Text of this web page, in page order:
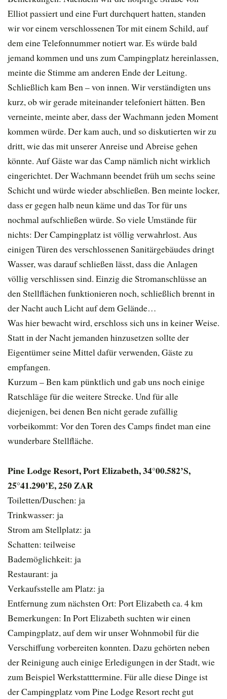
Elliot passiert und eine Furt durchquert hatten, standen
wir vor einem verschlossenen Tor mit einem Schild, auf
dem eine Telefonnummer notiert war. Es würde bald
jemand kommen und uns zum Campingplatz hereinlassen,
meinte die Stimme am anderen Ende der Leitung.
Schließlich kam Ben – von innen. Wir verständigten uns
kurz, ob wir gerade miteinander telefoniert hätten. Ben
verneinte, meinte aber, dass der Wachmann jeden Moment
kommen würde. Der kam auch, und so diskutierten wir zu
dritt, wie das mit unserer Anreise und Abreise gehen
könnte. Auf Gäste war das Camp nämlich nicht wirklich
eingerichtet. Der Wachmann beendet früh um sechs seine
Schicht und würde wieder abschließen. Ben meinte locker,
dass er gegen halb neun käme und das Tor für uns
nochmal aufschließen würde. So viele Umstände für
nichts: Der Campingplatz ist völlig verwahrlost. Aus
einigen Türen des verschlossenen Sanitärgebäudes dringt
Wasser, was darauf schließen lässt, dass die Anlagen
völlig verschlissen sind. Einzig die Stromanschlüsse an
den Stellflächen funktionieren noch, schließlich brennt in
der Nacht auch Licht auf dem Gelände…
Was hier bewacht wird, erschloss sich uns in keiner Weise.
Statt in der Nacht jemanden hinzusetzen sollte der
Eigentümer seine Mittel dafür verwenden, Gäste zu
empfangen.
Kurzum – Ben kam pünktlich und gab uns noch einige
Ratschläge für die weitere Strecke. Und für alle
diejenigen, bei denen Ben nicht gerade zufällig
vorbeikommt: Vor den Toren des Camps findet man eine
wunderbare Stellfläche.
Pine Lodge Resort, Port Elizabeth, 34°00.582’S,
25°41.290’E, 250 ZAR
Toiletten/Duschen: ja
Trinkwasser: ja
Strom am Stellplatz: ja
Schatten: teilweise
Bademöglichkeit: ja
Restaurant: ja
Verkaufsstelle am Platz: ja
Entfernung zum nächsten Ort: Port Elizabeth ca. 4 km
Bemerkungen: In Port Elizabeth suchten wir einen
Campingplatz, auf dem wir unser Wohnmobil für die
Verschiffung vorbereiten konnten. Dazu gehörten neben
der Reinigung auch einige Erledigungen in der Stadt, wie
zum Beispiel Werkstatttermine. Für alle diese Dinge ist
der Campingplatz vom Pine Lodge Resort recht gut